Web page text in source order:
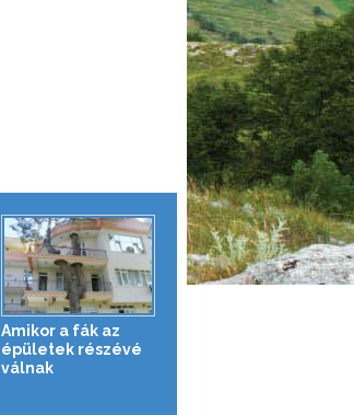
Amikor a fák az
épületek részévé
válnak